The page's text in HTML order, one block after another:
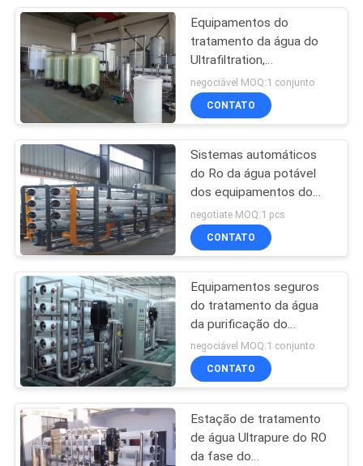
Máquina de
enchimento de
pistão
Máquina
automática para
moldagem por
sopro
54
Frasco máquina de
rotulagem
Equipamentos do
tratamento da água do
Ultrafiltration,
equipamento de
processamento da água
negociável MOQ:1 conjunto
CONTATO
Sistemas automáticos
do Ro da água potável
dos equipamentos do
tratamento da água do
filtro em caixa
negotiate MOQ:1 pcs
CONTATO
Equipamentos seguros
do tratamento da água
da purificação do
Ultrafiltration/planta de
SS304
negociável MOQ:1 conjunto
CONTATO
Estação de tratamento
de água Ultrapure do RO
da fase do